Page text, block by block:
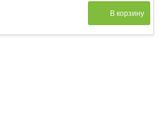
В корзину